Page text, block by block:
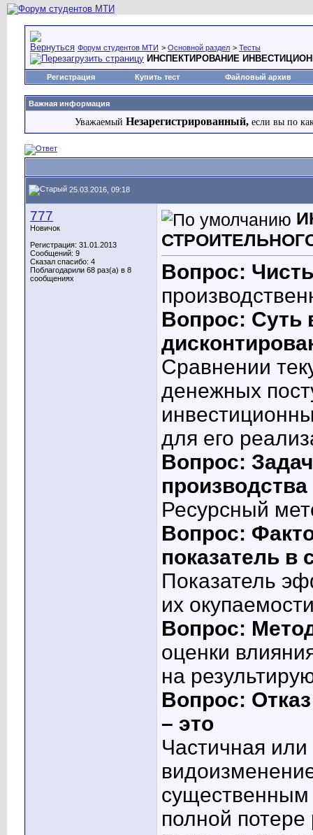
Форум студентов МТИ > Основной раздел > Тесты
ИНСПЕКТИРОВАНИЕ
Регистрация Купить тест Файловый архив
Важная информация
Уважаемый Незарегистрированный, если вы по
25.03.2016, 09:18
777
Новичок
Регистрация: 31.01.2013
Сообщений: 9
Сказал спасибо: 4
Поблагодарили 68 раз(а) в 8
сообщениях
Вопрос:
Вопрос: Суть
Сравнении
денежных
для его
Вопрос:
Ресурсный
Вопрос:
показатель в
Показатель
их
Вопрос:
оценки
на
Вопрос:
– это
Частичная
существенным
полной потере